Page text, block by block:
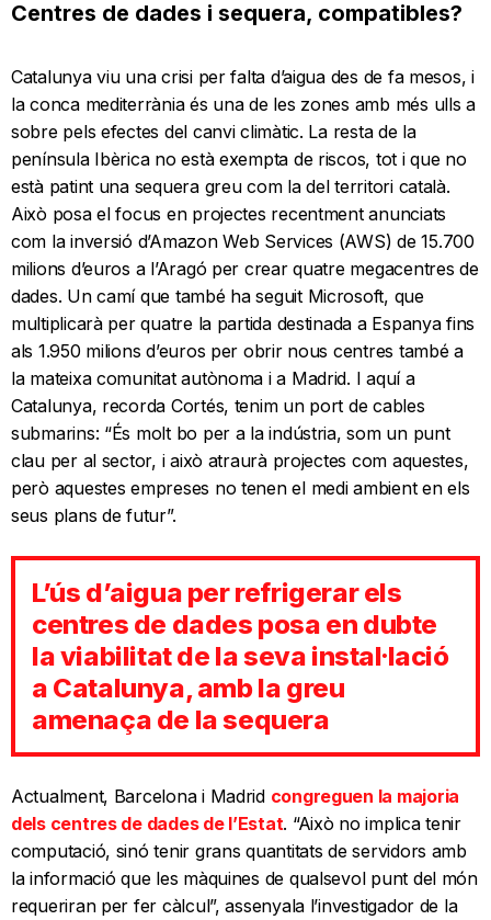
Centres de dades i sequera, compatibles?
Catalunya viu una crisi per falta d’aigua des de fa mesos, i
la conca mediterrània és una de les zones amb més ulls a
sobre pels efectes del canvi climàtic. La resta de la
península Ibèrica no està exempta de riscos, tot i que no
està patint una sequera greu com la del territori català.
Això posa el focus en projectes recentment anunciats
com la inversió d’Amazon Web Services (AWS) de 15.700
milions d’euros a l’Aragó per crear quatre megacentres de
dades. Un camí que també ha seguit Microsoft, que
multiplicarà per quatre la partida destinada a Espanya fins
als 1.950 milions d’euros per obrir nous centres també a
la mateixa comunitat autònoma i a Madrid. I aquí a
Catalunya, recorda Cortés, tenim un port de cables
submarins: “És molt bo per a la indústria, som un punt
clau per al sector, i això atraurà projectes com aquestes,
però aquestes empreses no tenen el medi ambient en els
seus plans de futur”.
L’ús d’aigua per refrigerar els
centres de dades posa en dubte
la viabilitat de la seva instal·lació
a Catalunya, amb la greu
amenaça de la sequera
Actualment, Barcelona i Madrid congreguen la majoria
dels centres de dades de l’Estat. “Això no implica tenir
computació, sinó tenir grans quantitats de servidors amb
la informació que les màquines de qualsevol punt del món
requeriran per fer càlcul”, assenyala l’investigador de la